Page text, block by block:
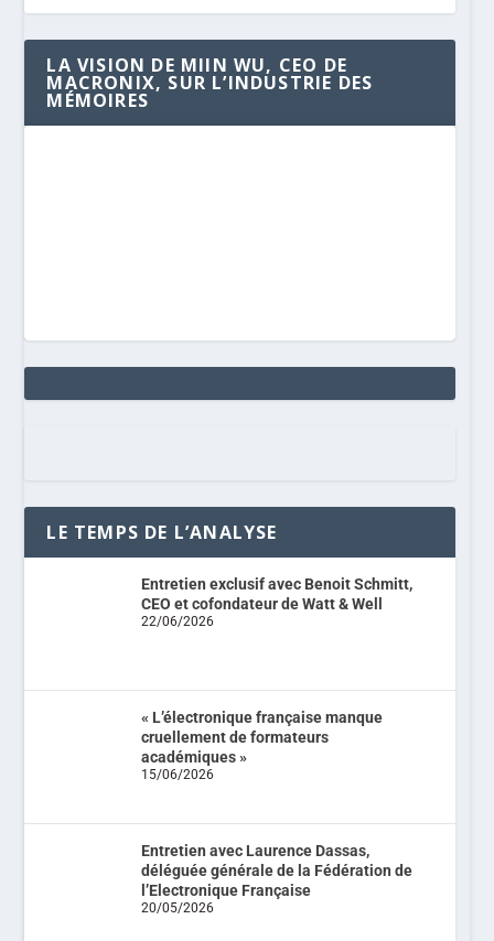
LA VISION DE MIIN WU, CEO DE
MACRONIX, SUR L’INDUSTRIE DES
MÉMOIRES
LE TEMPS DE L’ANALYSE
Entretien exclusif avec Benoit Schmitt,
CEO et cofondateur de Watt & Well
22/06/2026
« L’électronique française manque
cruellement de formateurs
académiques »
15/06/2026
Entretien avec Laurence Dassas,
déléguée générale de la Fédération de
l’Electronique Française
20/05/2026